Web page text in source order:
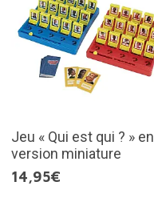
Jeu « Qui est qui ? » en
version miniature
14,95€